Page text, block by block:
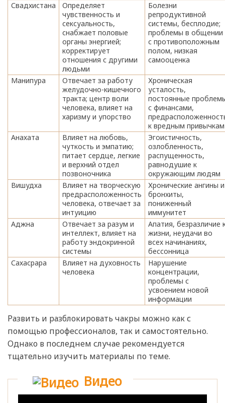
Свадхистана
Определяет
чувственность и
сексуальность,
снабжает половые
органы энергией;
корректирует
отношения с другими
людьми
Болезни
репродуктивной
системы, бесплодие;
проблемы в общении
с противоположным
полом, низкая
самооценка
Манипура
Отвечает за работу
желудочно-кишечного
тракта; центр воли
человека, влияет на
харизму и упорство
Хроническая
усталость,
постоянные
с финансами,
к вредным привычкам
Анахата
Влияет на любовь,
чуткость и эмпатию;
питает сердце, легкие
и верхний отдел
позвоночника
Эгоистичность,
озлобленность,
распущенность,
равнодушие к
окружающим людям
Вишудха
Влияет на творческую
предрасположенность
человека, отвечает за
интуицию
Хронические ангины и
бронхиты,
пониженный
иммунитет
Аджна
Отвечает за разум и
интеллект, влияет на
работу эндокринной
системы
Апатия, безразличие
жизни, неудачи во
всех начинаниях,
бессонница
Сахасрара
Влияет на духовность
человека
Нарушение
концентрации,
проблемы с
усвоением новой
информации
Развить и разблокировать чакры можно как с
помощью профессионалов, так и самостоятельно.
Однако в последнем случае рекомендуется
тщательно изучить материалы по теме.
Видео